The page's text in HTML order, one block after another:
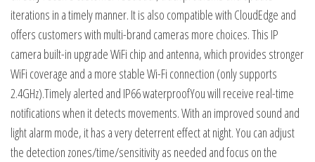
iterations in a timely manner. It is also compatible with CloudEdge and
offers customers with multi-brand cameras more choices. This IP
camera built-in upgrade WiFi chip and antenna, which provides stronger
WiFi coverage and a more stable Wi-Fi connection (only supports
2.4GHz).Timely alerted and IP66 waterproofYou will receive real-time
notifications when it detects movements. With an improved sound and
light alarm mode, it has a very deterrent effect at night. You can adjust
the detection zones/time/sensitivity as needed and focus on the